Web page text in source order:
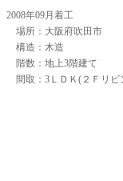
2008年09月着工
場所：大阪府吹田市
構造：木造
階数：地上3階建て
間取：3ＬＤＫ(２Ｆリビ